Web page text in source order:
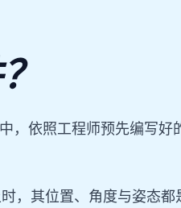
，依照工程师预先编写好
，其位置、角度与姿态都